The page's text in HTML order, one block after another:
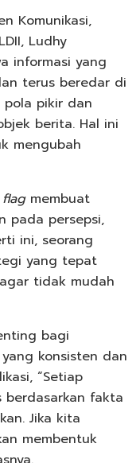
Komunikasi,
Ludhy
informasi yang
terus beredar di
pola pikir dan
berita. Hal ini
mengubah
membuat
pada persepsi,
ini, seorang
yang tepat
tidak mudah
bagi
konsisten dan
“Setiap
berdasarkan fakta
Jika kita
membentuk